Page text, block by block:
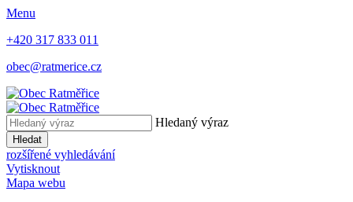
Menu
+420 317 833 011
obec@ratmerice.cz
Hledaný výraz
Hledat
rozšířené vyhledávání
Vytisknout
Mapa webu